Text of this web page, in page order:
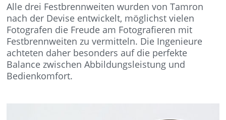
Alle drei Festbrennweiten wurden von Tamron
nach der Devise entwickelt, möglichst vielen
Fotografen die Freude am Fotografieren mit
Festbrennweiten zu vermitteln. Die Ingenieure
achteten daher besonders auf die perfekte
Balance zwischen Abbildungsleistung und
Bedienkomfort.